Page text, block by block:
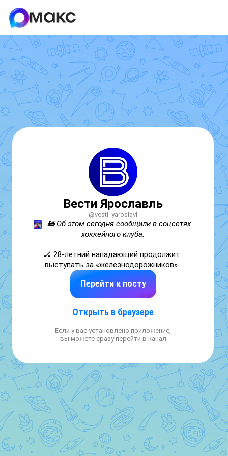
Вести Ярославль
@vesti_yaroslavl
🚂 Об этом сегодня сообщили в соцсетях
хоккейного клуба.
🏒 28-летний нападающий продолжит
выступать за «железнодорожников».
Полунин провел в составе ярославской
команды уже 5️⃣ сезонов подряд.
, забросил 9 шайб и отдал 12 голевых
Перейти к посту
Открыть в браузере
Если у вас установлено приложение,
вы можете сразу перейти в канал